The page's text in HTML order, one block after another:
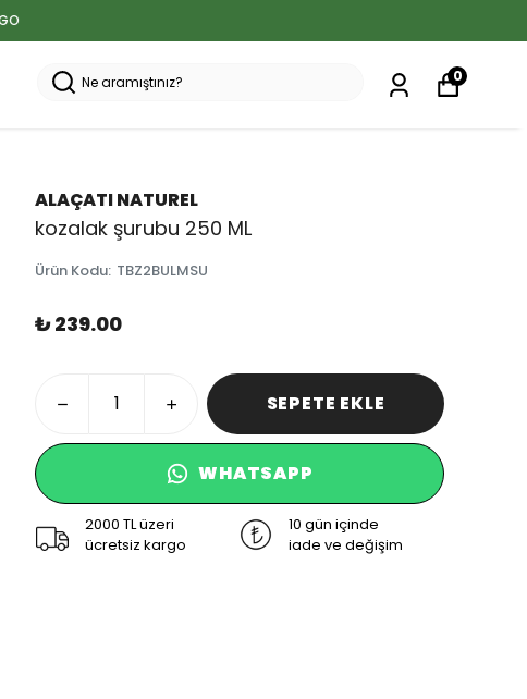
0
ALAÇATI NATUREL
kozalak şurubu 250 ML
Ürün Kodu: TBZ2BULMSU
₺ 239.00
SEPETE EKLE
WHATSAPP
2000 TL üzeri
ücretsiz kargo
10 gün içinde
iade ve değişim